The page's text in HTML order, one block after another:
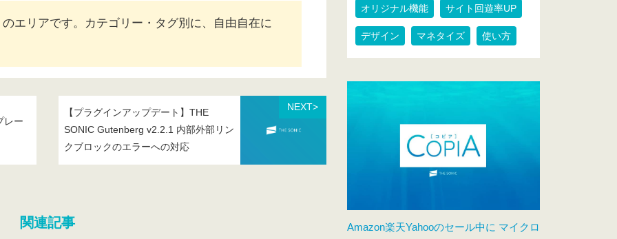
エリアです。カテゴリー・タグ別に、自由自在に
レー
NEXT>
【プラグインアップデート】THE
SONIC Gutenberg v2.2.1 内部外部リン
クブロックのエラーへの対応
関連記事
オリジナル機能 サイト回遊率UP
デザイン マネタイズ 使い方
Amazon楽天Yahooのセール中に マイクロ